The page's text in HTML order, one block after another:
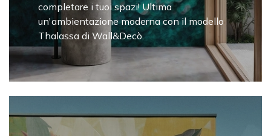
completare i tuoi spazi! Ultima
un'ambientazione moderna con il modello
Thalassa di Wall&Decò.